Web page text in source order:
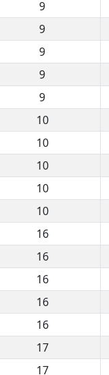
9
9
9
9
9
10
10
10
10
10
16
16
16
16
16
17
17